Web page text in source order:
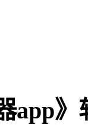
app